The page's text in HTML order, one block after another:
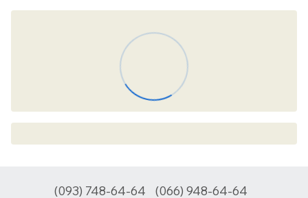
(093) 748-64-64 (066) 948-64-64